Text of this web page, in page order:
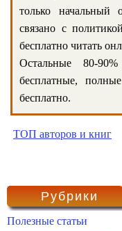
только начальный
связано с
бесплатно читать
Остальные 80-
бесплатные,
бесплатно.
ТОП авторов и книг
Рубрики
Полезные статьи